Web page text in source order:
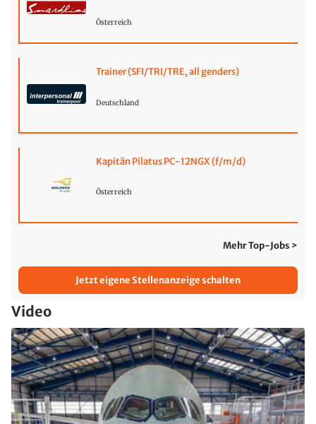
Österreich
Trainer (SFI/TRI/TRE, all genders)
Deutschland
Kapitän Pilatus PC-12NGX (f/m/d)
Österreich
Mehr Top-Jobs >
Jetzt eigene Stellenanzeige schalten
Video